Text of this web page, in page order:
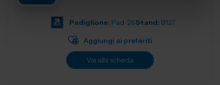
Padiglione: Pad. 26Stand: B127
Aggiungi ai preferiti
Vai alla scheda